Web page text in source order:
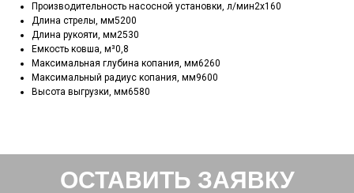
Производительность насосной установки, л/мин2х160
Длина стрелы, мм5200
Длина рукояти, мм2530
Емкость ковша, м³0,8
Максимальная глубина копания, мм6260
Максимальный радиус копания, мм9600
Высота выгрузки, мм6580
ОСТАВИТЬ ЗАЯВКУ